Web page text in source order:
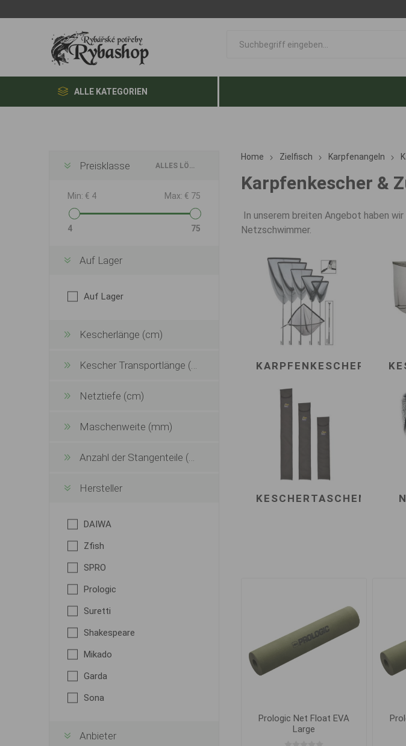
ALLE KATEGORIEN
Home Zielfisch Karpfenangeln
Karpfenkescher &
In unserem breiten Angebot haben
Netzschwimmer.
KARPFENKESCHER
KESCHERTASCHEN
Prologic Net Float EVA
Large
ALLES LÖSCHEN
Preisklasse
Min: € 4 Max: € 75
4 75
Auf Lager
Auf Lager
Kescherlänge (cm)
Kescher Transportlänge (cm)
Netztiefe (cm)
Maschenweite (mm)
Anzahl der Stangenteile (Stk.)
Hersteller
DAIWA
Zfish
SPRO
Prologic
Suretti
Shakespeare
Mikado
Garda
Sona
Anbieter